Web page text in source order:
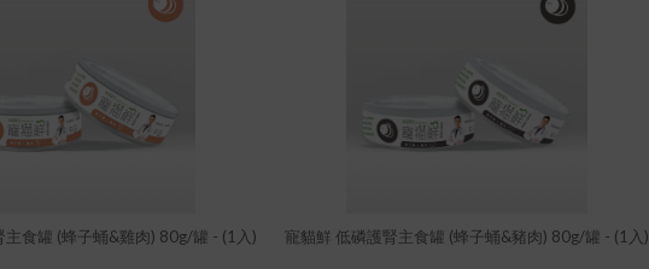
主食罐 (蜂子蛹&雞肉) 80g/罐 - (1入) 寵貓鮮 低磷護腎主食罐 (蜂子蛹&豬肉) 80g/罐 - (1入)